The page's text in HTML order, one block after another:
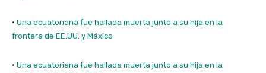
· Una ecuatoriana fue hallada muerta junto a su hija en la
frontera de EE.UU. y México
· Una ecuatoriana fue hallada muerta junto a su hija en la